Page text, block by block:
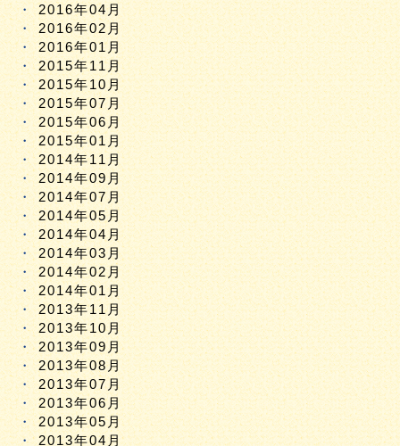
2016年04月
2016年02月
2016年01月
2015年11月
2015年10月
2015年07月
2015年06月
2015年01月
2014年11月
2014年09月
2014年07月
2014年05月
2014年04月
2014年03月
2014年02月
2014年01月
2013年11月
2013年10月
2013年09月
2013年08月
2013年07月
2013年06月
2013年05月
2013年04月